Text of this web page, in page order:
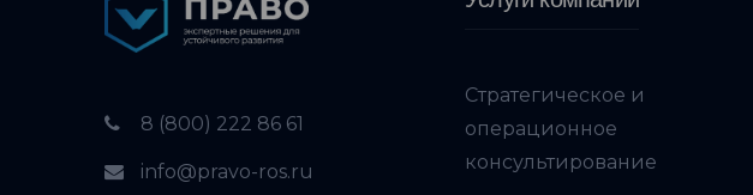
8 (800) 222 86 61
info@pravo-ros.ru
Стратегическое и
операционное
консультирование